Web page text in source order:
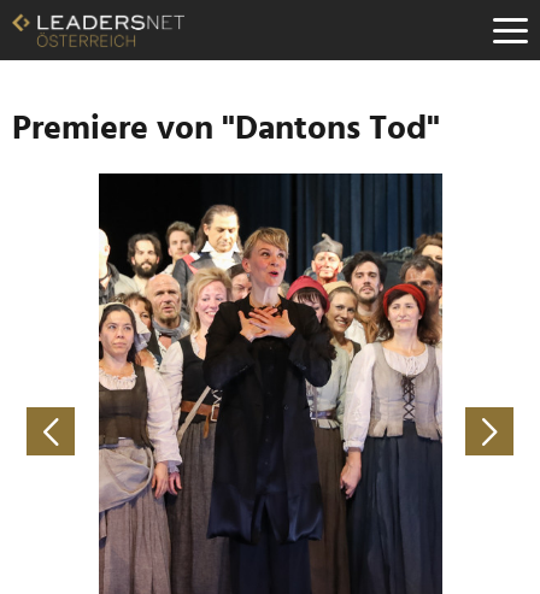
Zum
Inhalt
Zur
Navigation
Zur
Hauptnavigation
Premiere von "Dantons Tod"